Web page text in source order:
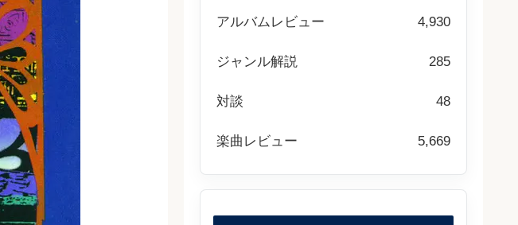
アルバムレビュー 4,930
ジャンル解説 285
対談 48
楽曲レビュー 5,669